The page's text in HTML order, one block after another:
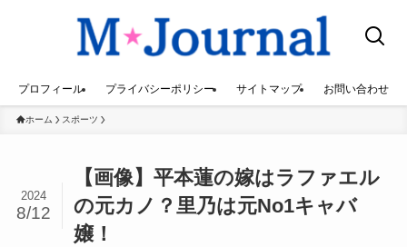
プロフィール プライバシーポリシー サイトマップ お問い合わせ
ホーム スポーツ
【画像】平本蓮の嫁はラファエル
の元カノ？里乃は元No1キャバ
嬢！
2024
8/12